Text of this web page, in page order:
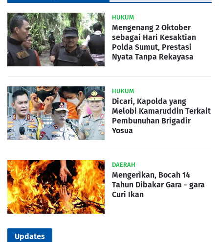
HUKUM
Mengenang 2 Oktober
sebagai Hari Kesaktian
Polda Sumut, Prestasi
Nyata Tanpa Rekayasa
HUKUM
Dicari, Kapolda yang
Melobi Kamaruddin Terkait
Pembunuhan Brigadir
Yosua
DAERAH
Mengerikan, Bocah 14
Tahun Dibakar Gara - gara
Curi Ikan
Updates